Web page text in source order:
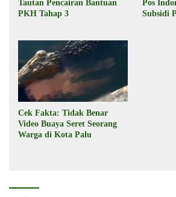
Tautan Pencairan Bantuan
PKH Tahap 3
Pos
Subsidi
Cek Fakta: Tidak Benar
Video Buaya Seret Seorang
Warga di Kota Palu